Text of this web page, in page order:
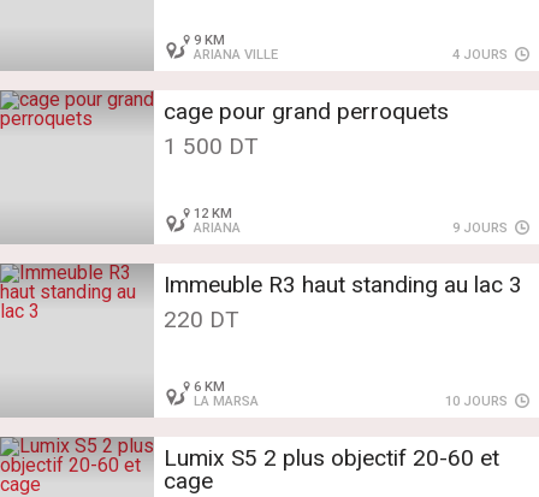
9 KM
ARIANA VILLE
4 JOURS
cage pour grand perroquets
1 500 DT
12 KM
ARIANA
9 JOURS
Immeuble R3 haut standing au lac 3
220 DT
6 KM
LA MARSA
10 JOURS
Lumix S5 2 plus objectif 20-60 et
cage